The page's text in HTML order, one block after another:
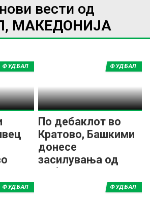
вести од
МАКЕДОНИЈА
ФУДБАЛ
По дебаклот во
Кратово, Башкими
донесе
засилувања од
Албанија, Камерун,
ФУДБАЛ
ФУДБАЛ ФУДБАЛ